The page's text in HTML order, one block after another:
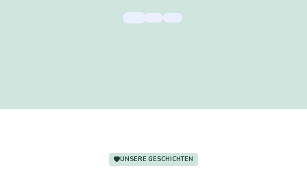
UNSERE GESCHICHTEN